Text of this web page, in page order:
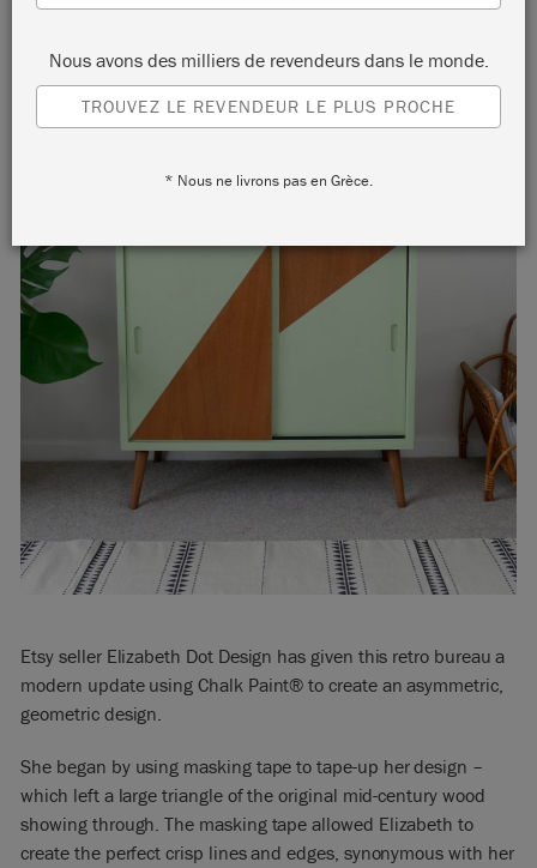
Etsy seller Elizabeth Dot Design has given this retro bureau a
modern update using Chalk Paint® to create an asymmetric,
geometric design.
She began by using masking tape to tape-up her design –
which left a large triangle of the original mid-century wood
showing through. The masking tape allowed Elizabeth to
create the perfect crisp lines and edges, synonymous with her
Nous avons des milliers de revendeurs dans le monde.
TROUVEZ LE REVENDEUR LE PLUS PROCHE
* Nous ne livrons pas en Grèce.